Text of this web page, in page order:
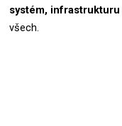
systém, infrastrukturu
všech.